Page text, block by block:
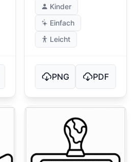
Kinder
Einfach
Leicht
PNG PDF